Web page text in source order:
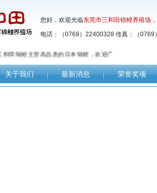
您好，欢迎光临东莞市三和田锦鲤养殖场
电话：（0769）22400328 传真：（0769
锦鲤主营高品质的日本锦鲤，欢迎广大鱼友前来选购！！
关于我们 最新消息 荣誉奖项